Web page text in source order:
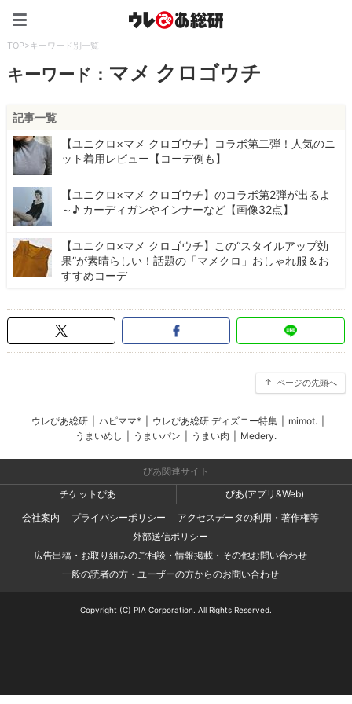
TOP>キーワード別一覧
キーワード： マメ クロゴウチ
記事一覧
【ユニクロ×マメ クロゴウチ】コラボ第二弾！人気のニ
ット着用レビュー【コーデ例も】
【ユニクロ×マメ クロゴウチ】のコラボ第2弾が出るよ
～♪ カーディガンやインナーなど【画像32点】
【ユニクロ×マメ クロゴウチ】この“スタイルアップ効
果”が素晴らしい！話題の「マメクロ」おしゃれ服＆お
すすめコーデ
ページの先頭へ
ウレぴあ総研 ハピママ* ウレぴあ総研 ディズニー特集 mimot.
うまいめし
うまいパン うまい肉 Medery.
ぴあ関連サイト
チケットぴあ
ぴあ(アプリ&Web)
会社案内
プライバシーポリシー
アクセスデータの利用・著作権等
外部送信ポリシー
広告出稿・お取り組みのご相談・情報掲載・その他お問い合わせ
一般の読者の方・ユーザーの方からのお問い合わせ
Copyright (C) PIA Corporation. All Rights Reserved.